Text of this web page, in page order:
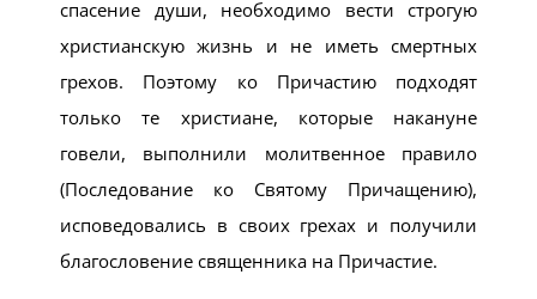
спасение души, необходимо вести строгую
христианскую жизнь и не иметь смертных
грехов. Поэтому ко Причастию подходят
только те христиане, которые накануне
говели, выполнили молитвенное правило
(Последование ко Святому Причащению),
исповедовались в своих грехах и получили
благословение священника на Причастие.